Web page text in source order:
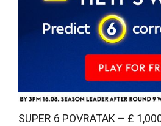
SUPER 6 POVRATAK – £